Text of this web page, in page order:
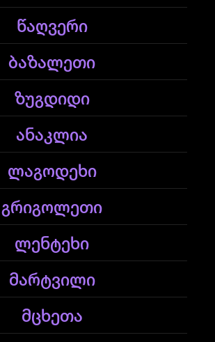
წაღვერი
ბაზალეთი
ზუგდიდი
ანაკლია
ლაგოდეხი
გრიგოლეთი
ლენტეხი
მარტვილი
მცხეთა